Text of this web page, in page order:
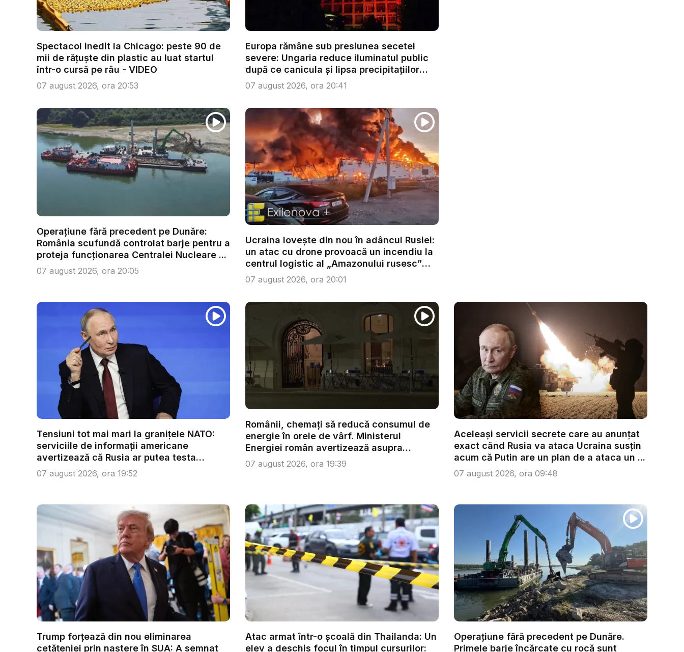
Spectacol inedit la Chicago: peste 90 de
mii de rățuște din plastic au luat startul
într-o cursă pe râu - VIDEO
07 august 2026, ora 20:53
Europa rămâne sub presiunea secetei
severe: Ungaria reduce iluminatul public
după ce canicula și lipsa precipitațiilor
afe...
07 august 2026, ora 20:41
Operațiune fără precedent pe Dunăre:
România scufundă controlat barje pentru a
proteja funcționarea Centralei Nucleare ...
07 august 2026, ora 20:05
Ucraina lovește din nou în adâncul Rusiei:
un atac cu drone provoacă un incendiu la
centrul logistic al „Amazonului rusesc”
di...
07 august 2026, ora 20:01
Tensiuni tot mai mari la granițele NATO:
serviciile de informații americane
avertizează că Rusia ar putea testa
Alianț...
07 august 2026, ora 19:52
Românii, chemați să reducă consumul de
energie în orele de vârf. Ministerul
Energiei român avertizează asupra
efecte...
07 august 2026, ora 19:39
Aceleași servicii secrete care au anunțat
exact când Rusia va ataca Ucraina susțin
acum că Putin are un plan de a ataca un ...
07 august 2026, ora 09:48
Trump forțează din nou eliminarea
cetățeniei prin naștere în SUA: A semnat
Atac armat într-o școală din Thailanda: Un
elev a deschis focul în timpul cursurilor:
Operațiune fără precedent pe Dunăre.
Primele barje încărcate cu rocă sunt